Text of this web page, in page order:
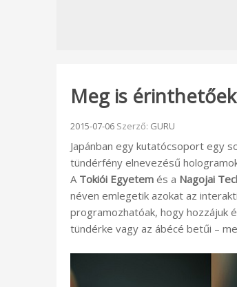
Meg is
Beküldve:
2015-07-06 Szerző: GURU
Japánban egy kutatócsoport egy
tündérfény elnevezésű
A Tokiói Egyetem és a Nagojai
néven emlegetik azokat az
programozhatóak, hogy hozzájuk
tündérke vagy az ábécé betűi –